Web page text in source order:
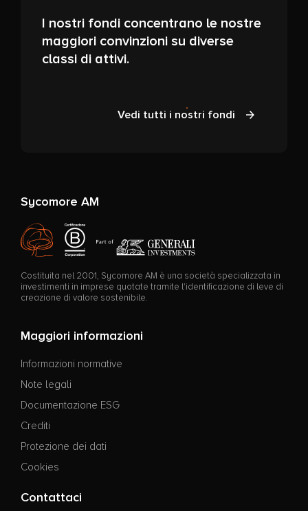
I nostri fondi concentrano le nostre
maggiori convinzioni su diverse
classi di attivi.
Vedi tutti i nostri fondi
Sycomore AM
Costituita nel 2001, Sycomore AM è una società specializzata in
investimenti in imprese quotate tramite l'identificazione di leve di
creazione di valore sostenibile.
Maggiori informazioni
Informazioni normative
Note legali
Documentazione ESG
Crediti
Protezione dei dati
Cookies
Contattaci